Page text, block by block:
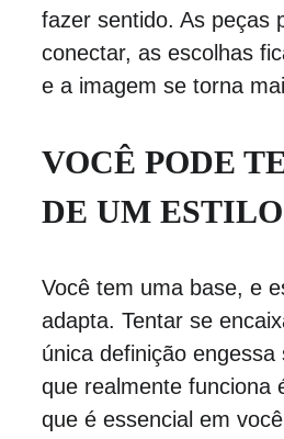
fazer sentido. As peças
conectar, as escolhas
e a imagem se torna
VOCÊ PODE
DE UM
Você tem uma base, e
adapta. Tentar se
única definição
que realmente funciona
que é essencial em